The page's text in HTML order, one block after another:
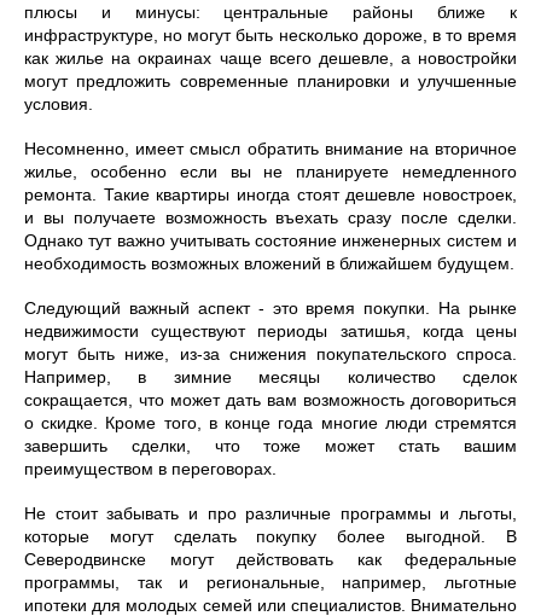
плюсы и минусы: центральные районы ближе к
инфраструктуре, но могут быть несколько дороже, в то время
как жилье на окраинах чаще всего дешевле, а новостройки
могут предложить современные планировки и улучшенные
условия.
Несомненно, имеет смысл обратить внимание на вторичное
жилье, особенно если вы не планируете немедленного
ремонта. Такие квартиры иногда стоят дешевле новостроек,
и вы получаете возможность въехать сразу после сделки.
Однако тут важно учитывать состояние инженерных систем и
необходимость возможных вложений в ближайшем будущем.
Следующий важный аспект - это время покупки. На рынке
недвижимости существуют периоды затишья, когда цены
могут быть ниже, из-за снижения покупательского спроса.
Например, в зимние месяцы количество сделок
сокращается, что может дать вам возможность договориться
о скидке. Кроме того, в конце года многие люди стремятся
завершить сделки, что тоже может стать вашим
преимуществом в переговорах.
Не стоит забывать и про различные программы и льготы,
которые могут сделать покупку более выгодной. В
Северодвинске могут действовать как федеральные
программы, так и региональные, например, льготные
ипотеки для молодых семей или специалистов. Внимательно